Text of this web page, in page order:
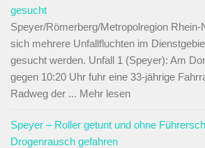
gesucht
Speyer/Römerberg/Metropolregion
sich mehrere Unfallfluchten im
gesucht werden. Unfall 1 (Speyer): Am
gegen 10:20 Uhr fuhr eine 33-jährige
Radweg der ... Mehr lesen
Speyer – Roller getunt und ohne
Drogenrausch gefahren